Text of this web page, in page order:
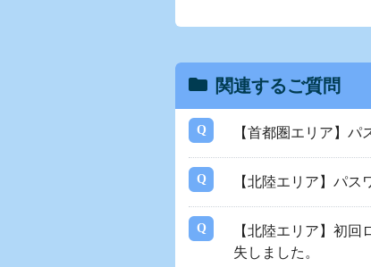
関連するご質問
【首都圏エリア】
【北陸エリア】パ
【北陸エリア】初
失しました。